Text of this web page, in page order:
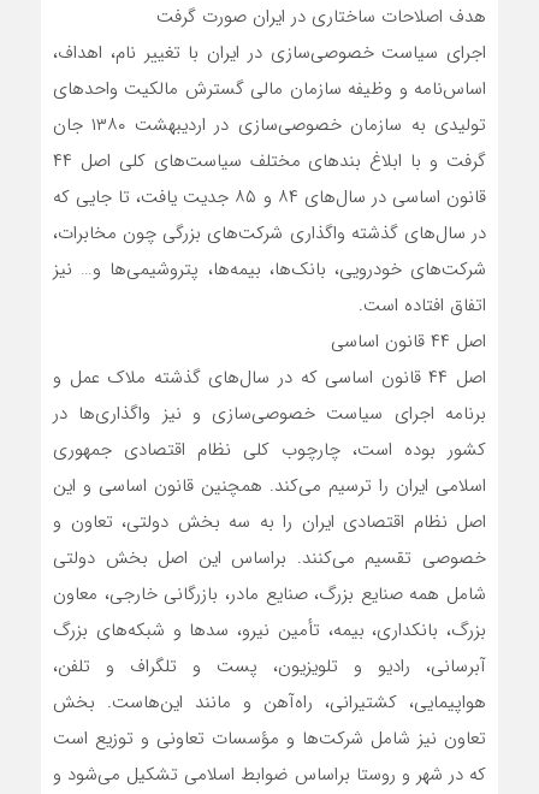
هدف اصلاحات ساختاری در ایران صورت گرفت
اجرای سیاست خصوصی‌سازی در ایران با تغییر نام، اهداف،
اساس‌نامه و وظیفه سازمان مالی گسترش مالکیت واحدهای
تولیدی به سازمان خصوصی‌سازی در اردیبهشت ۱۳۸۰ جان
گرفت و با ابلاغ بندهای مختلف سیاست‌های کلی اصل ۴۴
قانون اساسی در سال‌های ۸۴ و ۸۵ جدیت یافت، تا جایی که
در سال‌های گذشته واگذاری شرکت‌های بزرگی چون مخابرات،
شرکت‌های خودرویی، بانک‌ها، بیمه‌ها، پتروشیمی‌ها و… نیز
اتفاق افتاده است.
اصل ۴۴ قانون اساسی
اصل ۴۴ قانون اساسی که در سال‌های گذشته ملاک عمل و
برنامه اجرای سیاست خصوصی‌سازی و نیز واگذاری‌ها در
کشور بوده است، چارچوب کلی نظام اقتصادی جمهوری
اسلامی ایران را ترسیم می‌کند. همچنین قانون اساسی و این
اصل نظام اقتصادی ایران را به سه بخش دولتی، تعاون و
خصوصی تقسیم می‌کنند. براساس این اصل بخش دولتی
شامل همه صنایع بزرگ، صنایع مادر، بازرگانی خارجی، معاون
بزرگ، بانکداری، بیمه، تأمین نیرو، سدها و شبکه‌های بزرگ
آبرسانی، رادیو و تلویزیون، پست و تلگراف و تلفن،
هواپیمایی، کشتیرانی، راه‌آهن و مانند این‌هاست. بخش
تعاون نیز شامل شرکت‌ها و مؤسسات تعاونی و توزیع است
که در شهر و روستا براساس ضوابط اسلامی تشکیل می‌شود و